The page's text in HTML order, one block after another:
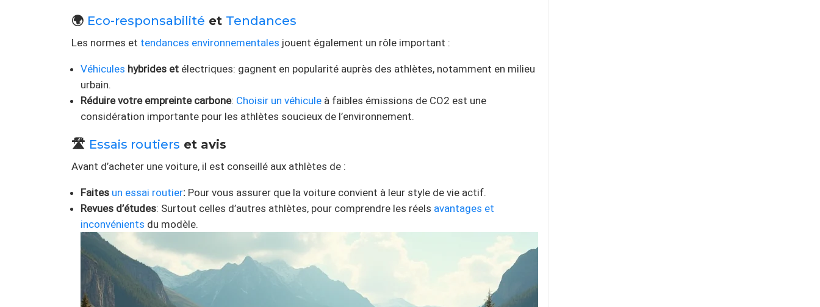
🌍 Eco-responsabilité et Tendances
Les normes et tendances environnementales jouent également un rôle important :
Véhicules hybrides et électriques: gagnent en popularité auprès des athlètes, notamment en milieu
urbain.
Réduire votre empreinte carbone: Choisir un véhicule à faibles émissions de CO2 est une
considération importante pour les athlètes soucieux de l’environnement.
🛣️ Essais routiers et avis
Avant d’acheter une voiture, il est conseillé aux athlètes de :
Faites un essai routier: Pour vous assurer que la voiture convient à leur style de vie actif.
Revues d’études: Surtout celles d’autres athlètes, pour comprendre les réels avantages et
inconvénients du modèle.